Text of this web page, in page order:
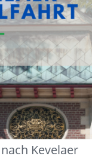
Kevelaer